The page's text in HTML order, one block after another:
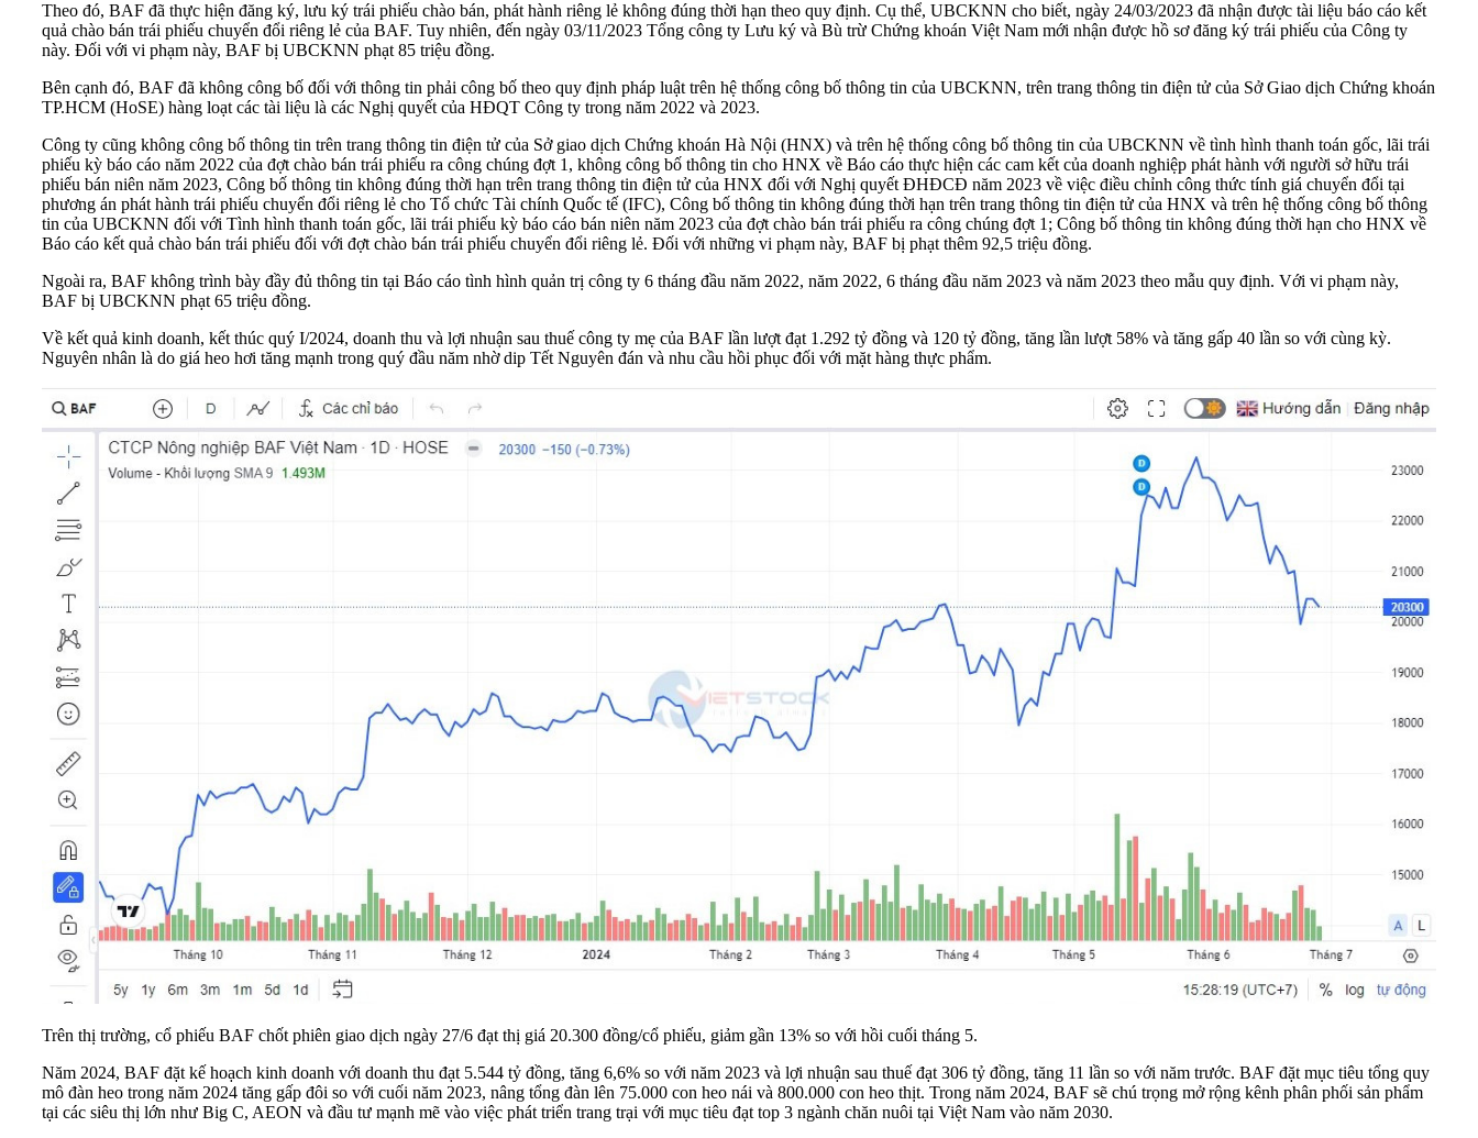
Theo đó, BAF đã thực hiện đăng ký, lưu ký trái phiếu chào bán, phát hành riêng lẻ không đúng thời hạn theo quy định. Cụ thể, UBCKNN cho biết, ngày 24/03/2023 đã nhận được tài liệu báo cáo kết
quả chào bán trái phiếu chuyển đổi riêng lẻ của BAF. Tuy nhiên, đến ngày 03/11/2023 Tổng công ty Lưu ký và Bù trừ Chứng khoán Việt Nam mới nhận được hồ sơ đăng ký trái phiếu của Công ty
này. Đối với vi phạm này, BAF bị UBCKNN phạt 85 triệu đồng.
Bên cạnh đó, BAF đã không công bố đối với thông tin phải công bố theo quy định pháp luật trên hệ thống công bố thông tin của UBCKNN, trên trang thông tin điện tử của Sở Giao dịch Chứng khoán
TP.HCM (HoSE) hàng loạt các tài liệu là các Nghị quyết của HĐQT Công ty trong năm 2022 và 2023.
Công ty cũng không công bố thông tin trên trang thông tin điện tử của Sở giao dịch Chứng khoán Hà Nội (HNX) và trên hệ thống công bố thông tin của UBCKNN về tình hình thanh toán gốc, lãi trái
phiếu kỳ báo cáo năm 2022 của đợt chào bán trái phiếu ra công chúng đợt 1, không công bố thông tin cho HNX về Báo cáo thực hiện các cam kết của doanh nghiệp phát hành với người sở hữu trái
phiếu bán niên năm 2023, Công bố thông tin không đúng thời hạn trên trang thông tin điện tử của HNX đối với Nghị quyết ĐHĐCĐ năm 2023 về việc điều chỉnh công thức tính giá chuyển đổi tại
phương án phát hành trái phiếu chuyển đổi riêng lẻ cho Tổ chức Tài chính Quốc tế (IFC), Công bố thông tin không đúng thời hạn trên trang thông tin điện tử của HNX và trên hệ thống công bố thông
tin của UBCKNN đối với Tình hình thanh toán gốc, lãi trái phiếu kỳ báo cáo bán niên năm 2023 của đợt chào bán trái phiếu ra công chúng đợt 1; Công bố thông tin không đúng thời hạn cho HNX về
Báo cáo kết quả chào bán trái phiếu đối với đợt chào bán trái phiếu chuyển đổi riêng lẻ. Đối với những vi phạm này, BAF bị phạt thêm 92,5 triệu đồng.
Ngoài ra, BAF không trình bày đầy đủ thông tin tại Báo cáo tình hình quản trị công ty 6 tháng đầu năm 2022, năm 2022, 6 tháng đầu năm 2023 và năm 2023 theo mẫu quy định. Với vi phạm này,
BAF bị UBCKNN phạt 65 triệu đồng.
Về kết quả kinh doanh, kết thúc quý I/2024, doanh thu và lợi nhuận sau thuế công ty mẹ của BAF lần lượt đạt 1.292 tỷ đồng và 120 tỷ đồng, tăng lần lượt 58% và tăng gấp 40 lần so với cùng kỳ.
Nguyên nhân là do giá heo hơi tăng mạnh trong quý đầu năm nhờ dip Tết Nguyên đán và nhu cầu hồi phục đối với mặt hàng thực phẩm.
Trên thị trường, cổ phiếu BAF chốt phiên giao dịch ngày 27/6 đạt thị giá 20.300 đồng/cổ phiếu, giảm gần 13% so với hồi cuối tháng 5.
Năm 2024, BAF đặt kế hoạch kinh doanh với doanh thu đạt 5.544 tỷ đồng, tăng 6,6% so với năm 2023 và lợi nhuận sau thuế đạt 306 tỷ đồng, tăng 11 lần so với năm trước. BAF đặt mục tiêu tổng quy
mô đàn heo trong năm 2024 tăng gấp đôi so với cuối năm 2023, nâng tổng đàn lên 75.000 con heo nái và 800.000 con heo thịt. Trong năm 2024, BAF sẽ chú trọng mở rộng kênh phân phối sản phẩm
tại các siêu thị lớn như Big C, AEON và đầu tư mạnh mẽ vào việc phát triển trang trại với mục tiêu đạt top 3 ngành chăn nuôi tại Việt Nam vào năm 2030.